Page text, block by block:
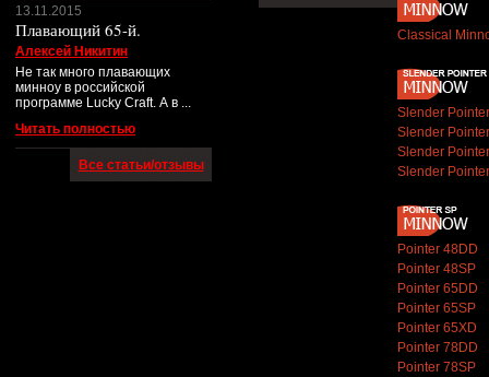
13.11.2015
Плавающий 65-й.
Алексей Никитин
Не так много плавающих
минноу в российской
программе Lucky Craft. А в ...
Читать полностью
Все статьи/отзывы
Classical
Slender
Slender
Slender
Slender
Pointer 48DD
Pointer 48SP
Pointer 65DD
Pointer 65SP
Pointer 65XD
Pointer 78DD
Pointer 78SP